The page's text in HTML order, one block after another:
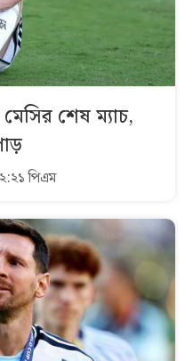
শেষ ম্যাচ,
পিএম